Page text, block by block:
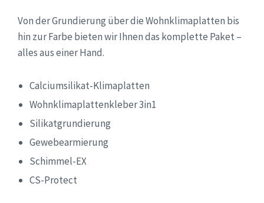
Von der Grundierung über die Wohnklimaplatten bis
hin zur Farbe bieten wir Ihnen das komplette Paket –
alles aus einer Hand.
Calciumsilikat-Klimaplatten
Wohnklimaplattenkleber 3in1
Silikatgrundierung
Gewebearmierung
Schimmel-EX
CS-Protect